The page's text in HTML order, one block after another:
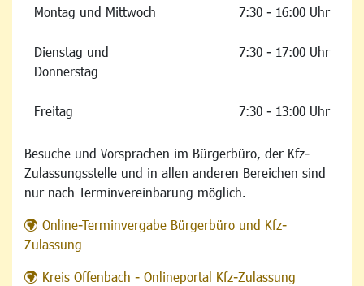
Montag und Mittwoch 7:30 - 16:00 Uhr
Dienstag und
Donnerstag
7:30 - 17:00 Uhr
Freitag 7:30 - 13:00 Uhr
Besuche und Vorsprachen im Bürgerbüro, der Kfz-
Zulassungsstelle und in allen anderen Bereichen sind
nur nach Terminvereinbarung möglich.
Online-Terminvergabe Bürgerbüro und Kfz-
Zulassung
Kreis Offenbach - Onlineportal Kfz-Zulassung